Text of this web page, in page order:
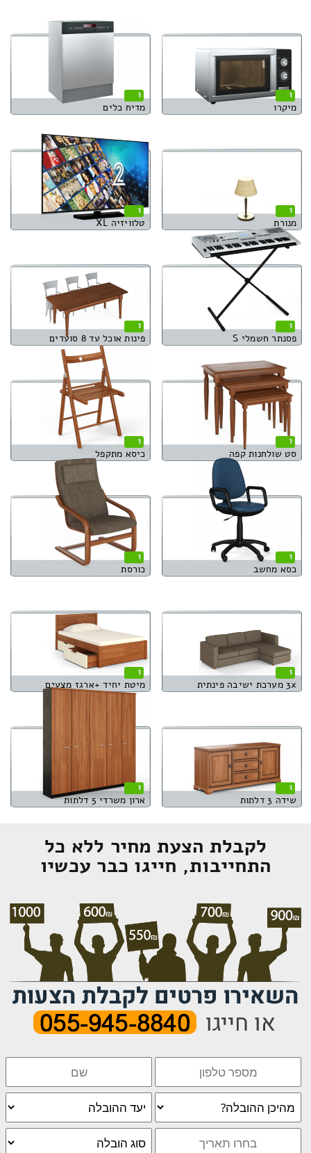
1
מיקרו
1
מדיח כלים
1
מנורת
1
טלוויזיה XL
1
פסנתר חשמלי S
1
פינות אוכל עד 8 סועדים
1
סט שולחנות קפה
1
כיסא מתקפל
1
כסא מחשב
1
כורסת
1
3x מערכת ישיבה פינתית
1
מיטת יחיד +ארגז מצעים
1
שידה 3 דלתות
1
ארון משרדי 5 דלתות
לקבלת הצעת מחיר ללא כל
התחייבות, חייגו כבר עכשיו